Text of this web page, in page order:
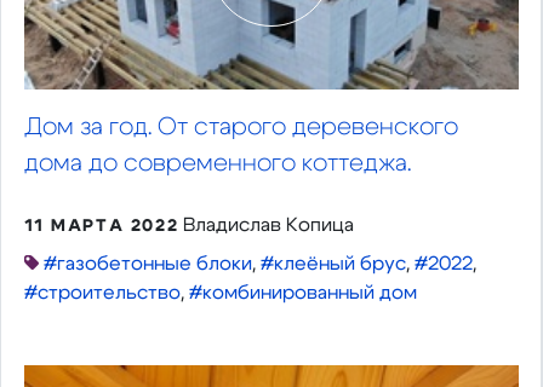
Дом за год. От старого деревенского
дома до современного коттеджа.
11 МАРТА 2022 Владислав Копица
#газобетонные блоки, #клеёный брус, #2022,
#строительство, #комбинированный дом